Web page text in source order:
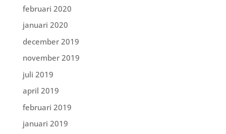
februari 2020
januari 2020
december 2019
november 2019
juli 2019
april 2019
februari 2019
januari 2019